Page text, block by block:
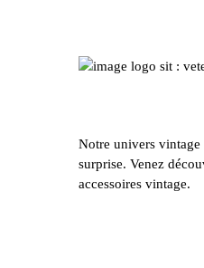
Notre univers
surprise. Venez
accessoires vintage.